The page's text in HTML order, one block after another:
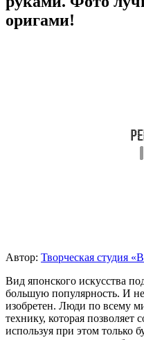
оригами!
Автор: Творческая студия
Вид японского искусства
большую популярность. И
изобретен. Люди по всему
технику, которая позволяет
используя при этом только